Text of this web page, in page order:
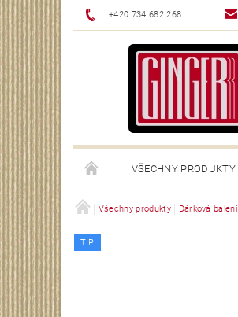
+420 734 682 268
VŠECHNY PRODUKTY
GINGERRR.CZ
Všechny produkty Dárková balení
TIP